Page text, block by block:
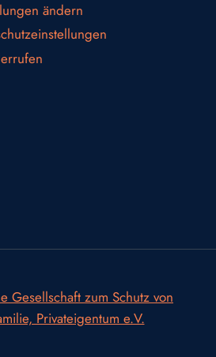
ändern
Gesellschaft zum Schutz von
Privateigentum e.V.